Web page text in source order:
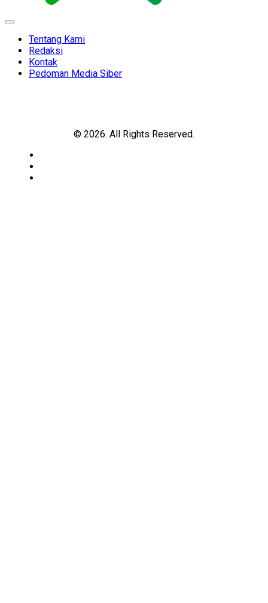
Expand
Tentang Kami
Redaksi
Kontak
Pedoman Media Siber
© 2026. All Rights Reserved.